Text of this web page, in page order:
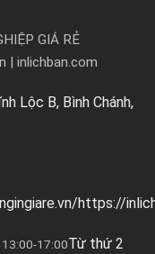
GIÁ RẺ
| inlichban.com
Lộc B, Bình Chánh,
https://
13:00-17:00Từ thứ 2